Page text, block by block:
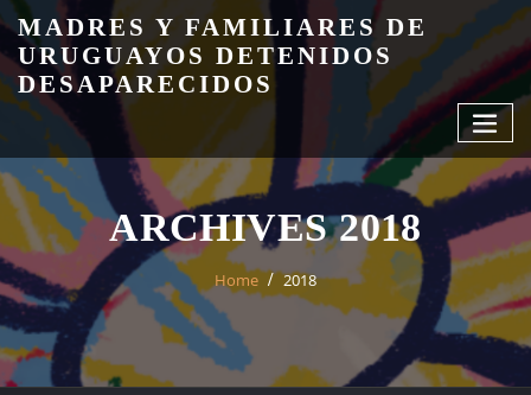
Skip
content
MADRES Y FAMILIARES DE
URUGUAYOS DETENIDOS
DESAPARECIDOS
ARCHIVES 2018
Home 2018